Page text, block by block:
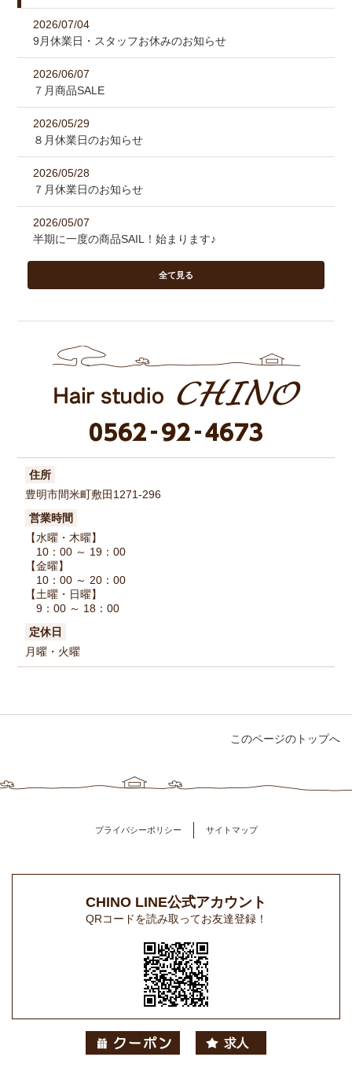
2026/07/04
9月休業日・スタッフお休みのお知らせ
2026/06/07
７月商品SALE
2026/05/29
８月休業日のお知らせ
2026/05/28
７月休業日のお知らせ
2026/05/07
半期に一度の商品SAIL！始まります♪
全て見る
住所
豊明市間米町敷田1271-296
営業時間
【水曜・木曜】
10：00 ～ 19：00
【金曜】
10：00 ～ 20：00
【土曜・日曜】
9：00 ～ 18：00
定休日
月曜・火曜
このページのトップへ
プライバシーポリシー サイトマップ
CHINO LINE公式アカウント
QRコードを読み取ってお友達登録！